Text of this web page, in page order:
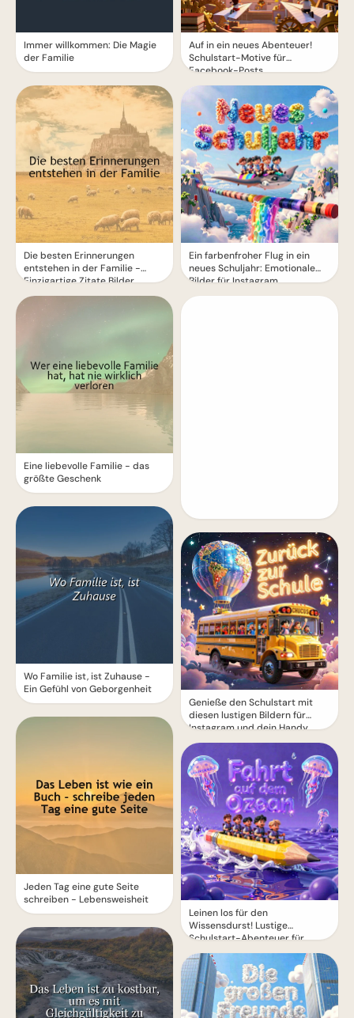
Immer willkommen: Die Magie
der Familie
Die besten Erinnerungen
entstehen in der Familie -
Einzigartige Zitate Bilder
Eine liebevolle Familie - das
größte Geschenk
Wo Familie ist, ist Zuhause -
Ein Gefühl von Geborgenheit
Jeden Tag eine gute Seite
schreiben - Lebensweisheit
Auf in ein neues Abenteuer!
Schulstart-Motive für
Facebook-Posts
Ein farbenfroher Flug in ein
neues Schuljahr: Emotionale
Bilder für Instagram
Genieße den Schulstart mit
diesen lustigen Bildern für
Instagram und dein Handy
Leinen los für den
Wissensdurst! Lustige
Schulstart-Abenteuer für
Instagram.